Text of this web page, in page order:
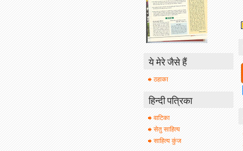
ये मेरे जैसे हैं
ठहाका
हिन्दी पत्रिका
वाटिका
सेतु साहित्य
साहित्य कुंज